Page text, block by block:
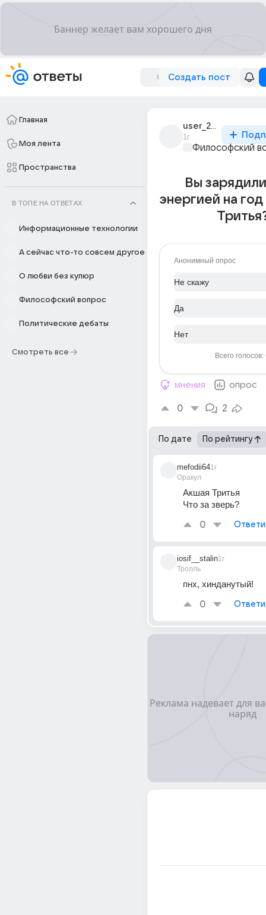
Создать пост
Главная
Моя лента
Пространства
В ТОПЕ НА ОТВЕТАХ
Информационные технологии
А сейчас что-то совсем другое
О любви без купюр
Философский вопрос
Политические дебаты
Смотреть все
user_244998207
1г
Философский
Вы
энергией на
Анонимный опрос
Не скажу
Да
Нет
Всего голосов:
мнения опрос
0 2
По дате По рейтингу
mefodii64
Оракул
1г
Акшая Тритья
Что за зверь?
0
iosif__stalin
Тролль
1г
пнх, хинданутый!
0